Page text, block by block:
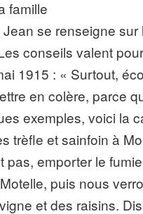
famille
se renseigne
conseils valent
1915 : « Surtout,
en colère, parce
exemples, voici la
trèfle et sainfoin à
pas, emporter le
puis nous
et des raisins.